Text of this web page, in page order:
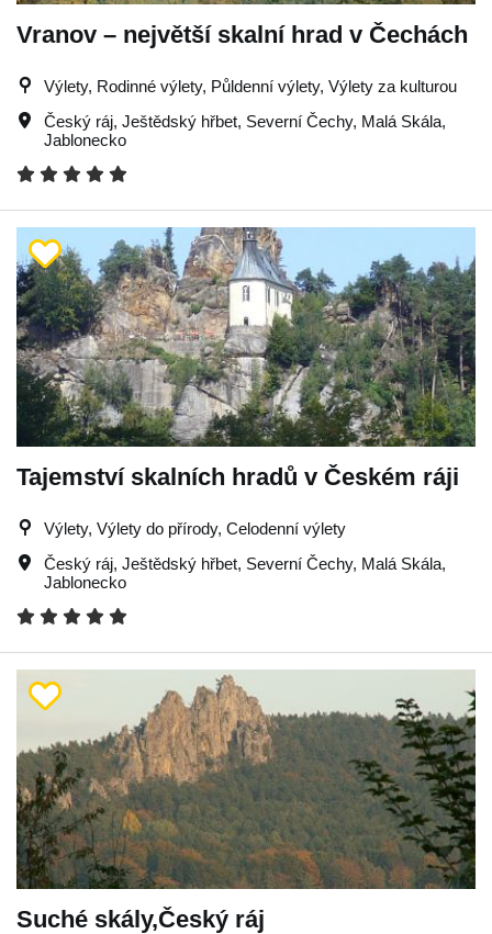
Vranov – největší skalní hrad v Čechách
Výlety, Rodinné výlety, Půldenní výlety, Výlety za kulturou
Český ráj, Ještědský hřbet, Severní Čechy, Malá Skála,
Jablonecko
Tajemství skalních hradů v Českém ráji
Výlety, Výlety do přírody, Celodenní výlety
Český ráj, Ještědský hřbet, Severní Čechy, Malá Skála,
Jablonecko
Suché skály,Český ráj